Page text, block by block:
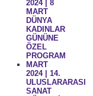
2024 | 8
MART
DÜNYA
KADINLAR
GÜNÜNE
ÖZEL
PROGRAM
MART
2024 | 14.
ULUSLARARASI
SANAT